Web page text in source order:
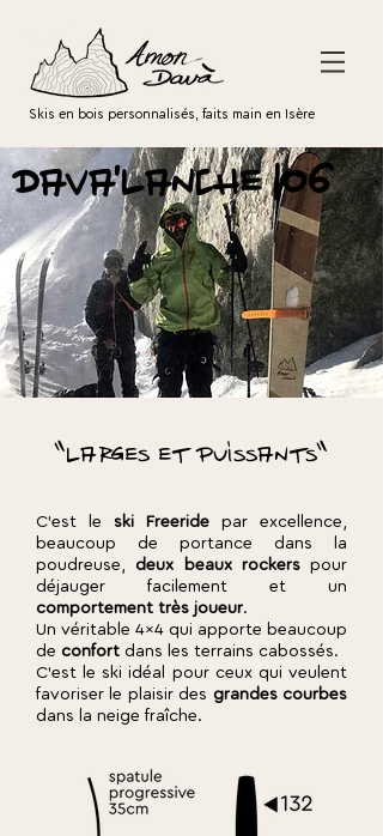
Skis en bois personnalisés, faits main en Isère
dava'lanche 106
"larges et puissants"
C'est le ski Freeride par excellence,
beaucoup de portance dans la
poudreuse,deux beaux rockerspour
déjauger facilement et un
comportement très joueur.
Un véritable 4x4 qui apporte beaucoup
de confort dans les terrains cabossés.
C'est le ski idéal pour ceux qui veulent
favoriser le plaisir des grandes courbes
dans la neige fraîche.